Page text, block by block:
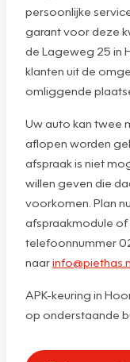
persoonlijke
garant voor deze
de Lageweg 25 in
klanten uit de
omliggende
Uw auto kan twee
aflopen worden
afspraak is niet
willen geven die
voorkomen. Plan
afspraakmodule
telefoonnummer
naar
APK-keuring in
op onderstaande